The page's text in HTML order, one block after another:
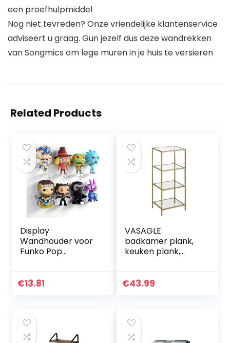
een proefhulpmiddel
Nog niet tevreden? Onze vriendelijke klantenservice
adviseert u graag. Gun jezelf dus deze wandrekken
van Songmics om lege muren in je huis te versieren
Related Products
Display
Wandhouder voor
Funko Pop
€13.81
VASAGLE
badkamer plank,
keuken plank,
met 4 planken
€43.99